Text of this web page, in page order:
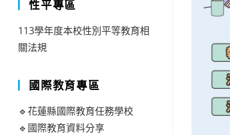
性平專區
113學年度本校性別平等教育相
關法規
國際教育專區
🔹花蓮縣國際教育任務學校
🔹國際教育資料分享